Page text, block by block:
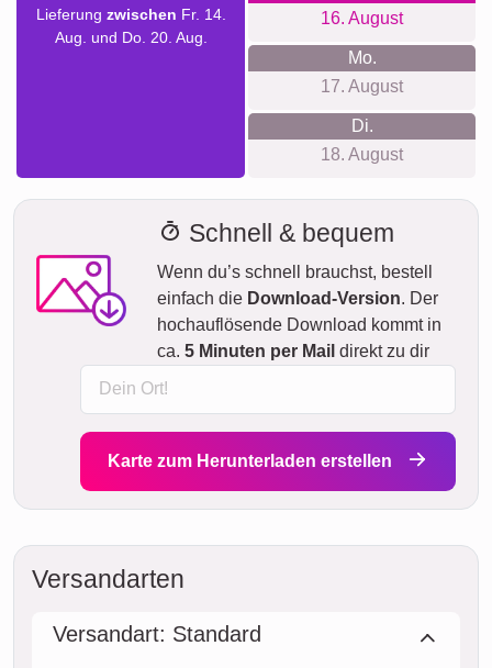
Lieferung zwischen Fr. 14.
Aug. und Do. 20. Aug.
16. August
Mo.
17. August
Di.
18. August
Schnell & bequem
Wenn du’s schnell brauchst, bestell
einfach die Download-Version. Der
hochauflösende Download kommt in
ca. 5 Minuten per Mail direkt zu dir
Karte zum Herunterladen erstellen
Versandarten
Versandart: Standard